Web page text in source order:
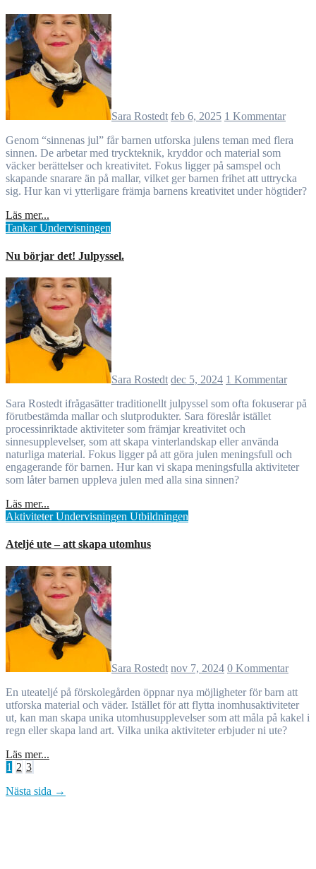
Sara Rostedt feb 6, 2025 1 Kommentar
Genom “sinnenas jul” får barnen utforska julens teman med flera
sinnen. De arbetar med tryckteknik, kryddor och material som
väcker berättelser och kreativitet. Fokus ligger på samspel och
skapande snarare än på mallar, vilket ger barnen frihet att uttrycka
sig. Hur kan vi ytterligare främja barnens kreativitet under högtider?
Läs mer...
TankarUndervisningen
Nu börjar det! Julpyssel.
Sara Rostedt dec 5, 2024 1 Kommentar
Sara Rostedt ifrågasätter traditionellt julpyssel som ofta fokuserar på
förutbestämda mallar och slutprodukter. Sara föreslår istället
processinriktade aktiviteter som främjar kreativitet och
sinnesupplevelser, som att skapa vinterlandskap eller använda
naturliga material. Fokus ligger på att göra julen meningsfull och
engagerande för barnen. Hur kan vi skapa meningsfulla aktiviteter
som låter barnen uppleva julen med alla sina sinnen?
Läs mer...
AktiviteterUndervisningen Utbildningen
Ateljé ute – att skapa utomhus
Sara Rostedt nov 7, 2024 0 Kommentar
En uteateljé på förskolegården öppnar nya möjligheter för barn att
utforska material och väder. Istället för att flytta inomhusaktiviteter
ut, kan man skapa unika utomhusupplevelser som att måla på kakel i
regn eller skapa land art. Vilka unika aktiviteter erbjuder ni ute?
Läs mer...
Sidnumrering
för
1 2 3
Nästa sida →